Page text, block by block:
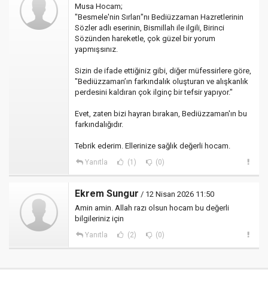
Musa Hocam;
"Besmele'nin Sırları"nı Bediüzzaman Hazretlerinin
Sözler adlı eserinin, Bismillah ile ilgili, Birinci
Sözünden hareketle, çok güzel bir yorum
yapmışsınız.
Sizin de ifade ettiğiniz gibi, diğer müfessirlere göre,
"Bediüzzaman’ın farkındalık oluşturan ve alışkanlık
perdesini kaldıran çok ilginç bir tefsir yapıyor."
Evet, zaten bizi hayran bırakan, Bediüzzaman'ın bu
farkındalığıdır.
Tebrik ederim. Ellerinize sağlık değerli hocam.
Yanıtla (1) (0)
Ekrem Sungur / 12 Nisan 2026 11:50
Amin amin. Allah razı olsun hocam bu değerli
bilgileriniz için
Yanıtla (2) (0)